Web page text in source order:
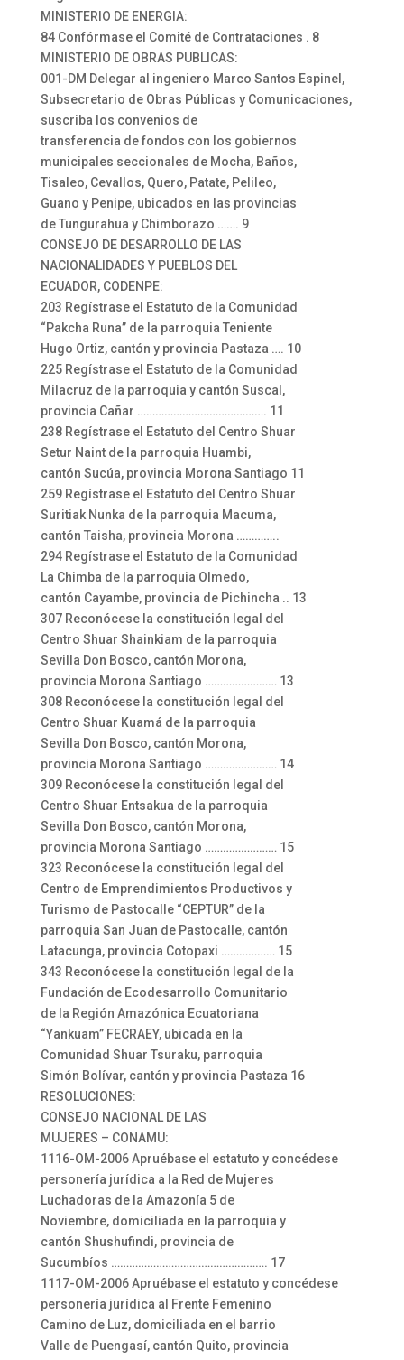
MINISTERIO DE ENERGIA:
84 Confórmase el Comité de Contrataciones . 8
MINISTERIO DE OBRAS PUBLICAS:
001-DM Delegar al ingeniero Marco Santos Espinel,
Subsecretario de Obras Públicas y Comunicaciones,
suscriba los convenios de
transferencia de fondos con los gobiernos
municipales seccionales de Mocha, Baños,
Tisaleo, Cevallos, Quero, Patate, Pelileo,
Guano y Penipe, ubicados en las provincias
de Tungurahua y Chimborazo ……. 9
CONSEJO DE DESARROLLO DE LAS
NACIONALIDADES Y PUEBLOS DEL
ECUADOR, CODENPE:
203 Regístrase el Estatuto de la Comunidad
“Pakcha Runa” de la parroquia Teniente
Hugo Ortiz, cantón y provincia Pastaza …. 10
225 Regístrase el Estatuto de la Comunidad
Milacruz de la parroquia y cantón Suscal,
provincia Cañar ……………………………………. 11
238 Regístrase el Estatuto del Centro Shuar
Setur Naint de la parroquia Huambi,
cantón Sucúa, provincia Morona Santiago 11
259 Regístrase el Estatuto del Centro Shuar
Suritiak Nunka de la parroquia Macuma,
cantón Taisha, provincia Morona …………..
294 Regístrase el Estatuto de la Comunidad
La Chimba de la parroquia Olmedo,
cantón Cayambe, provincia de Pichincha .. 13
307 Reconócese la constitución legal del
Centro Shuar Shainkiam de la parroquia
Sevilla Don Bosco, cantón Morona,
provincia Morona Santiago …………………… 13
308 Reconócese la constitución legal del
Centro Shuar Kuamá de la parroquia
Sevilla Don Bosco, cantón Morona,
provincia Morona Santiago …………………… 14
309 Reconócese la constitución legal del
Centro Shuar Entsakua de la parroquia
Sevilla Don Bosco, cantón Morona,
provincia Morona Santiago …………………… 15
323 Reconócese la constitución legal del
Centro de Emprendimientos Productivos y
Turismo de Pastocalle “CEPTUR” de la
parroquia San Juan de Pastocalle, cantón
Latacunga, provincia Cotopaxi ……………… 15
343 Reconócese la constitución legal de la
Fundación de Ecodesarrollo Comunitario
de la Región Amazónica Ecuatoriana
“Yankuam” FECRAEY, ubicada en la
Comunidad Shuar Tsuraku, parroquia
Simón Bolívar, cantón y provincia Pastaza 16
RESOLUCIONES:
CONSEJO NACIONAL DE LAS
MUJERES – CONAMU:
1116-OM-2006 Apruébase el estatuto y concédese
personería jurídica a la Red de Mujeres
Luchadoras de la Amazonía 5 de
Noviembre, domiciliada en la parroquia y
cantón Shushufindi, provincia de
Sucumbíos ……………………………………………. 17
1117-OM-2006 Apruébase el estatuto y concédese
personería jurídica al Frente Femenino
Camino de Luz, domiciliada en el barrio
Valle de Puengasí, cantón Quito, provincia